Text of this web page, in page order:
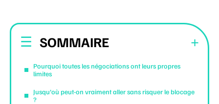
SOMMAIRE
Pourquoi toutes les négociations ont leurs propres
limites
Jusqu’où peut-on vraiment aller sans risquer le blocage
?